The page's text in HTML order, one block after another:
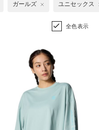
ガールズ ユニセックス
全色表示